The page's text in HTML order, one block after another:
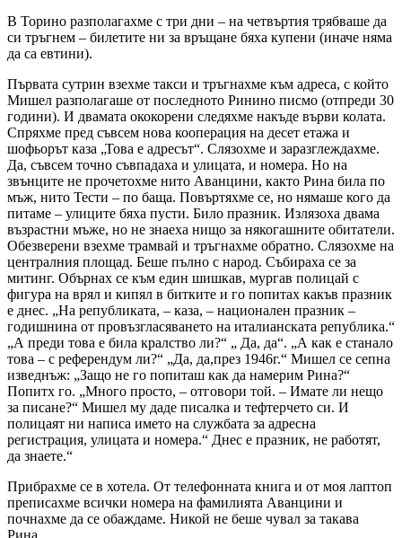
В Торино разполагахме с три дни – на четвъртия трябваше да
си тръгнем – билетите ни за връщане бяха купени (иначе няма
да са евтини).
Първата сутрин взехме такси и тръгнахме към адреса, с който
Мишел разполагаше от последното Ринино писмо (отпреди 30
години). И двамата ококорени следяхме накъде върви колата.
Спряхме пред съвсем нова кооперация на десет етажа и
шофьорът каза „Това е адресът“. Слязохме и заразглеждахме.
Да, съвсем точно съвпадаха и улицата, и номера. Но на
звънците не прочетохме нито Аванцини, както Рина била по
мъж, нито Тести – по баща. Повъртяхме се, но нямаше кого да
питаме – улиците бяха пусти. Било празник. Излязоха двама
възрастни мъже, но не знаеха нищо за някогашните обитатели.
Обезверени взехме трамвай и тръгнахме обратно. Слязохме на
централния площад. Беше пълно с народ. Събираха се за
митинг. Обърнах се към един шишкав, мургав полицай с
фигура на врял и кипял в битките и го попитах какъв празник
е днес. „На републиката, – каза, – национален празник –
годишнина от провъзгласяването на италианската република.“
„А преди това е била кралство ли?“ „ Да, да“. „А как е станало
това – с референдум ли?“ „Да, да,през 1946г.“ Мишел се сепна
изведнъж: „Защо не го попиташ как да намерим Рина?“
Попитх го. „Много просто, – отговори той. – Имате ли нещо
за писане?“ Мишел му даде писалка и тефтерчето си. И
полицаят ни написа името на службата за адресна
регистрация, улицата и номера.“ Днес е празник, не работят,
да знаете.“
Прибрахме се в хотела. От телефонната книга и от моя лаптоп
преписахме всички номера на фамилията Аванцини и
почнахме да се обаждаме. Никой не беше чувал за такава